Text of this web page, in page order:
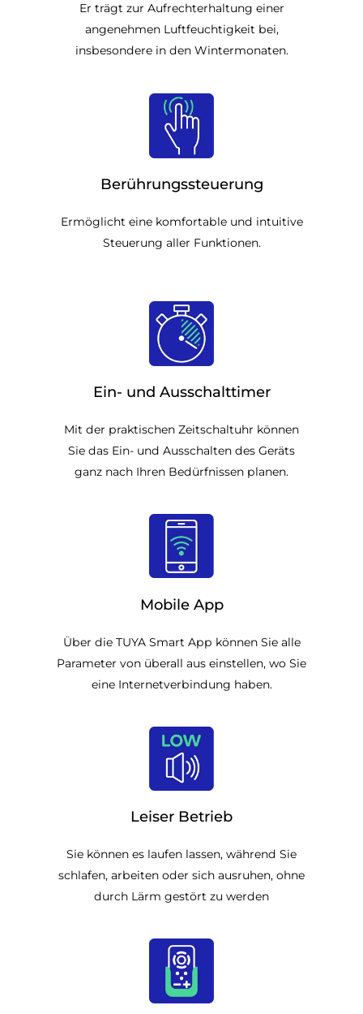
Er trägt zur Aufrechterhaltung einer
angenehmen Luftfeuchtigkeit bei,
insbesondere in den Wintermonaten.
Berührungssteuerung
Ermöglicht eine komfortable und intuitive
Steuerung aller Funktionen.
Ein- und Ausschalttimer
Mit der praktischen Zeitschaltuhr können
Sie das Ein- und Ausschalten des Geräts
ganz nach Ihren Bedürfnissen planen.
Mobile App
Über die TUYA Smart App können Sie alle
Parameter von überall aus einstellen, wo Sie
eine Internetverbindung haben.
Leiser Betrieb
Sie können es laufen lassen, während Sie
schlafen, arbeiten oder sich ausruhen, ohne
durch Lärm gestört zu werden